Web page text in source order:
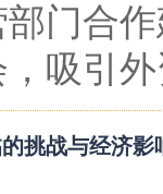
门合
吸引
挑战与经济影